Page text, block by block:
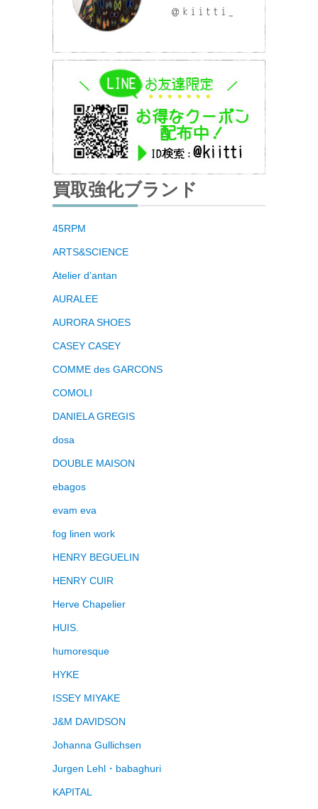
買取強化ブランド
45RPM
ARTS&SCIENCE
Atelier d’antan
AURALEE
AURORA SHOES
CASEY CASEY
COMME des GARCONS
COMOLI
DANIELA GREGIS
dosa
DOUBLE MAISON
ebagos
evam eva
fog linen work
HENRY BEGUELIN
HENRY CUIR
Herve Chapelier
HUIS.
humoresque
HYKE
ISSEY MIYAKE
J&M DAVIDSON
Johanna Gullichsen
Jurgen Lehl・babaghuri
KAPITAL